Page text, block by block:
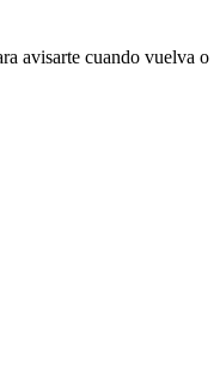
avisarte cuando vuelva o